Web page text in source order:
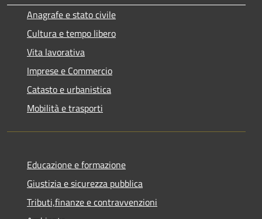
Anagrafe e stato civile
Cultura e tempo libero
Vita lavorativa
Imprese e Commercio
Catasto e urbanistica
Mobilità e trasporti
Educazione e formazione
Giustizia e sicurezza pubblica
Tributi,finanze e contravvenzioni